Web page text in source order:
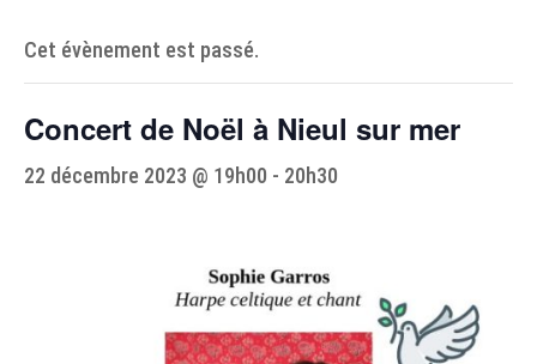
Cet évènement est passé.
Concert de Noël à Nieul sur mer
22 décembre 2023 @ 19h00 - 20h30